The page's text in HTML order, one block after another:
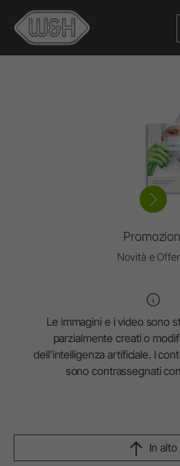
Novità e
Le immagini e i video sono
parzialmente creati o
dell'intelligenza artificiale. I
sono contrassegnati
In alto